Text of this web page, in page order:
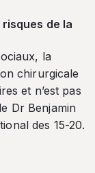
de la
la
chirurgicale
et n’est pas
Dr Benjamin
des 15-20.